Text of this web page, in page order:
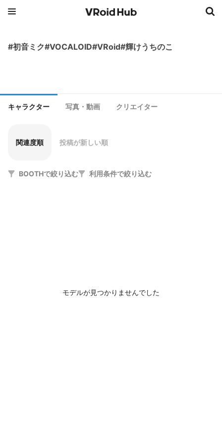
#初音ミク#VOCALOID#VRoid#輝けうちのこ
キャラクター 写真・動画 クリエイター
関連度順 投稿が新しい順
BOOTHで絞り込む 利用条件で絞り込む
モデルが見つかりませんでした